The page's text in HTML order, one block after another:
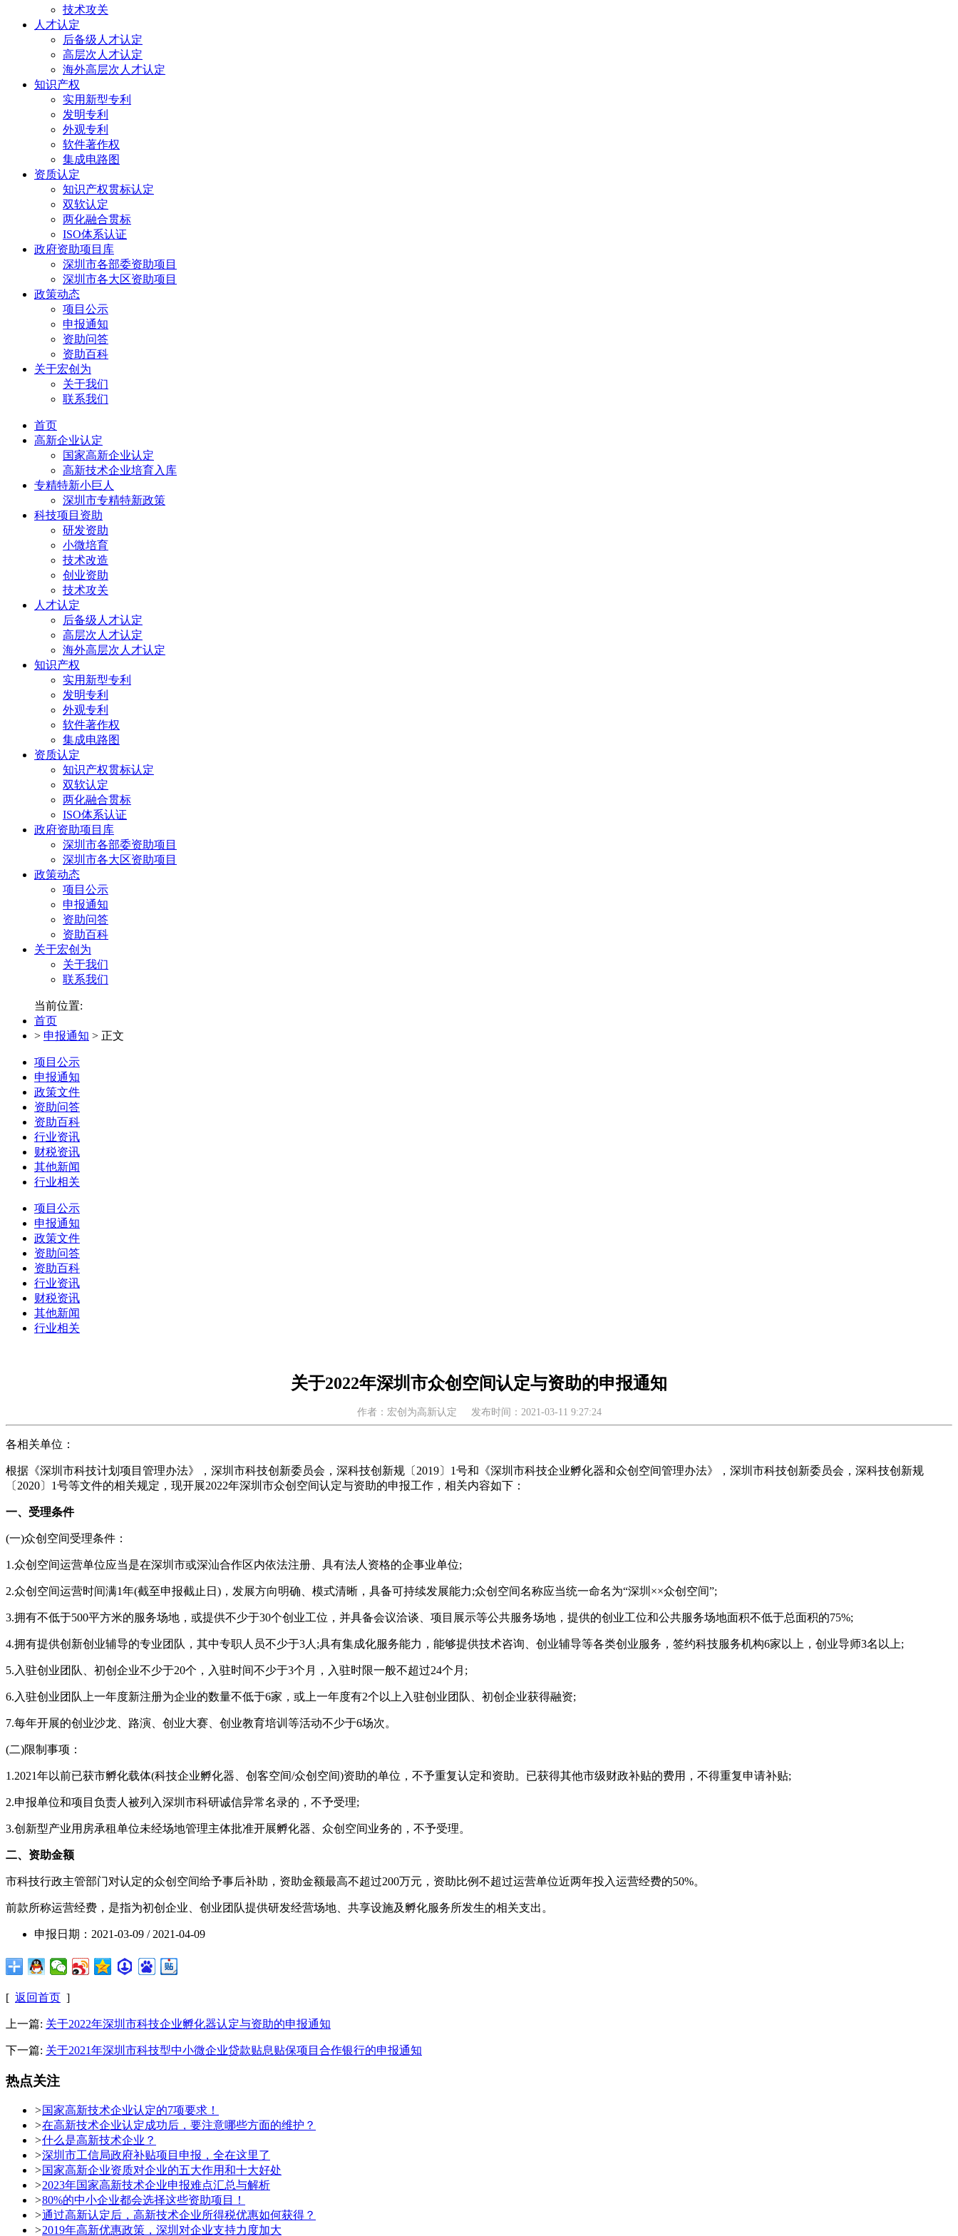
技术攻关
人才认定
后备级人才认定
高层次人才认定
海外高层次人才认定
知识产权
实用新型专利
发明专利
外观专利
软件著作权
集成电路图
资质认定
知识产权贯标认定
双软认定
两化融合贯标
ISO体系认证
政府资助项目库
深圳市各部委资助项目
深圳市各大区资助项目
政策动态
项目公示
申报通知
资助问答
资助百科
关于宏创为
关于我们
联系我们
首页
高新企业认定
国家高新企业认定
高新技术企业培育入库
专精特新小巨人
深圳市专精特新政策
科技项目资助
研发资助
小微培育
技术改造
创业资助
技术攻关
人才认定
后备级人才认定
高层次人才认定
海外高层次人才认定
知识产权
实用新型专利
发明专利
外观专利
软件著作权
集成电路图
资质认定
知识产权贯标认定
双软认定
两化融合贯标
ISO体系认证
政府资助项目库
深圳市各部委资助项目
深圳市各大区资助项目
政策动态
项目公示
申报通知
资助问答
资助百科
关于宏创为
关于我们
联系我们
当前位置:
首页
> 申报通知 > 正文
项目公示
申报通知
政策文件
资助问答
资助百科
行业资讯
财税资讯
其他新闻
行业相关
项目公示
申报通知
政策文件
资助问答
资助百科
行业资讯
财税资讯
其他新闻
行业相关
关于2022年深圳市众创空间认定与资助的申报通知
作者：宏创为高新认定 发布时间：2021-03-11 9:27:24
各相关单位：
根据《深圳市科技计划项目管理办法》，深圳市科技创新委员会，深科技创新规〔2019〕1号和《深圳市科技企业孵化器和众创空间管理办法》，深圳市科技创新委员会，深科技创新规
〔2020〕1号等文件的相关规定，现开展2022年深圳市众创空间认定与资助的申报工作，相关内容如下：
一、受理条件
(一)众创空间受理条件：
1.众创空间运营单位应当是在深圳市或深汕合作区内依法注册、具有法人资格的企事业单位;
2.众创空间运营时间满1年(截至申报截止日)，发展方向明确、模式清晰，具备可持续发展能力;众创空间名称应当统一命名为“深圳××众创空间”;
3.拥有不低于500平方米的服务场地，或提供不少于30个创业工位，并具备会议洽谈、项目展示等公共服务场地，提供的创业工位和公共服务场地面积不低于总面积的75%;
4.拥有提供创新创业辅导的专业团队，其中专职人员不少于3人;具有集成化服务能力，能够提供技术咨询、创业辅导等各类创业服务，签约科技服务机构6家以上，创业导师3名以上;
5.入驻创业团队、初创企业不少于20个，入驻时间不少于3个月，入驻时限一般不超过24个月;
6.入驻创业团队上一年度新注册为企业的数量不低于6家，或上一年度有2个以上入驻创业团队、初创企业获得融资;
7.每年开展的创业沙龙、路演、创业大赛、创业教育培训等活动不少于6场次。
(二)限制事项：
1.2021年以前已获市孵化载体(科技企业孵化器、创客空间/众创空间)资助的单位，不予重复认定和资助。已获得其他市级财政补贴的费用，不得重复申请补贴;
2.申报单位和项目负责人被列入深圳市科研诚信异常名录的，不予受理;
3.创新型产业用房承租单位未经场地管理主体批准开展孵化器、众创空间业务的，不予受理。
二、资助金额
市科技行政主管部门对认定的众创空间给予事后补助，资助金额最高不超过200万元，资助比例不超过运营单位近两年投入运营经费的50%。
前款所称运营经费，是指为初创企业、创业团队提供研发经营场地、共享设施及孵化服务所发生的相关支出。
申报日期： 2021-03-09 / 2021-04-09
[ 返回首页 ]
上一篇: 关于2022年深圳市科技企业孵化器认定与资助的申报通知
下一篇: 关于2021年深圳市科技型中小微企业贷款贴息贴保项目合作银行的申报通知
热点关注
>国家高新技术企业认定的7项要求！
>在高新技术企业认定成功后，要注意哪些方面的维护？
>什么是高新技术企业？
>深圳市工信局政府补贴项目申报，全在这里了
>国家高新企业资质对企业的五大作用和十大好处
>2023年国家高新技术企业申报难点汇总与解析
>80%的中小企业都会选择这些资助项目！
>通过高新认定后，高新技术企业所得税优惠如何获得？
>2019年高新优惠政策，深圳对企业支持力度加大